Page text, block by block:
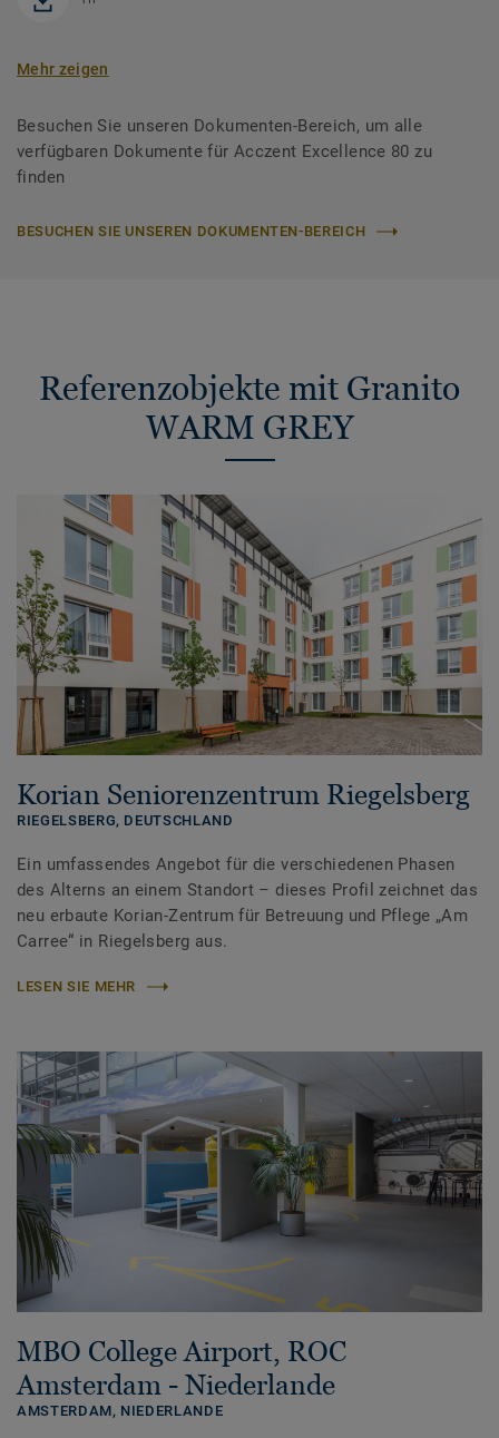
Mehr zeigen
Besuchen Sie unseren Dokumenten-Bereich, um alle
verfügbaren Dokumente für Acczent Excellence 80 zu
finden
BESUCHEN SIE UNSEREN DOKUMENTEN-BEREICH
Referenzobjekte mit Granito
WARM GREY
Korian Seniorenzentrum Riegelsberg
RIEGELSBERG, DEUTSCHLAND
Ein umfassendes Angebot für die verschiedenen Phasen
des Alterns an einem Standort – dieses Profil zeichnet das
neu erbaute Korian-Zentrum für Betreuung und Pflege „Am
Carree“ in Riegelsberg aus.
LESEN SIE MEHR
MBO College Airport, ROC
Amsterdam - Niederlande
AMSTERDAM, NIEDERLANDE